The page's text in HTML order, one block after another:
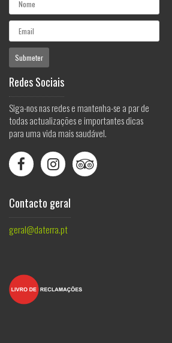
Redes Sociais
Siga-nos nas redes e mantenha-se a par de
todas actualizações e importantes dicas
para uma vida mais saudável.
  
Contacto geral
geral@daterra.pt